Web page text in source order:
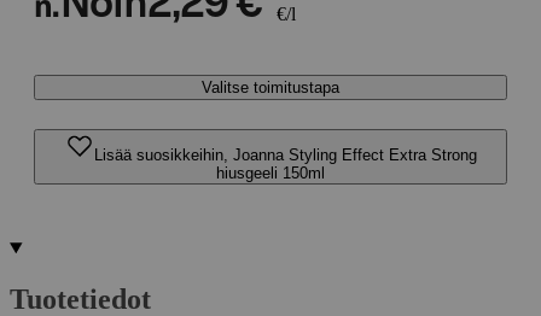
n.
€/l
Valitse toimitustapa
Lisää suosikkeihin, Joanna Styling Effect Extra Strong
hiusgeeli 150ml
Tuotetiedot